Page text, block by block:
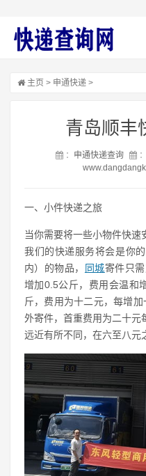
主页 > 申通快递 >
青岛顺丰
： 申通快递查询
一、小件快递之旅
当你需要将一些小物件快速
我们的快递服务将会是你
内）的物品，
同城寄件只
增加0.5公斤，费用会温和
斤，费用为十二元，每增
外寄件，首重费用为二十元
远近有所不同，在六至八元